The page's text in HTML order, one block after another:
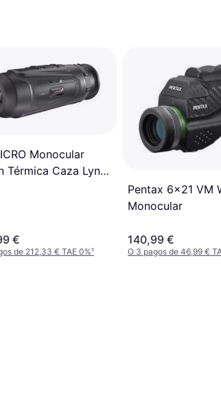
Monocular
Térmica Caza Lynx
€
de 212,33 € TAE 0%¹
Pentax 6x21 VM
Monocular
140,99 €
O 3 pagos de 46,99 €